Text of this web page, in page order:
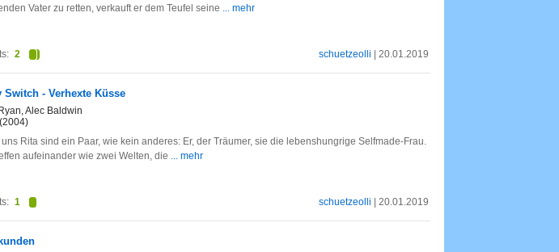
Vater zu retten, verkauft er dem Teufel seine ... mehr
schuetzeolli | 20.01.2019
2
Switch - Verhexte Küsse
Alec Baldwin
uns Rita sind ein Paar, wie kein anderes: Er, der Träumer, sie die lebenshungrige Selfmade-Frau.
aufeinander wie zwei Welten, die ... mehr
schuetzeolli | 20.01.2019
1